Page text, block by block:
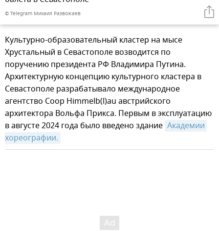
© Telegram Михаил Развожаев
Культурно-образовательный кластер на мысе
Хрустальный в Севастополе возводится по
поручению президента РФ Владимира Путина.
Архитектурную концепцию культурного кластера в
Севастополе разрабатывало международное
агентство Coop Himmelb(l)au австрийского
архитектора Вольфа Прикса. Первым в эксплуатацию
в августе 2024 года было введено здание Академии
хореографии.